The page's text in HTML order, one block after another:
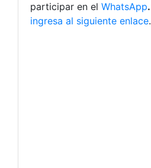
participar en el WhatsApp.
ingresa al siguiente enlace.